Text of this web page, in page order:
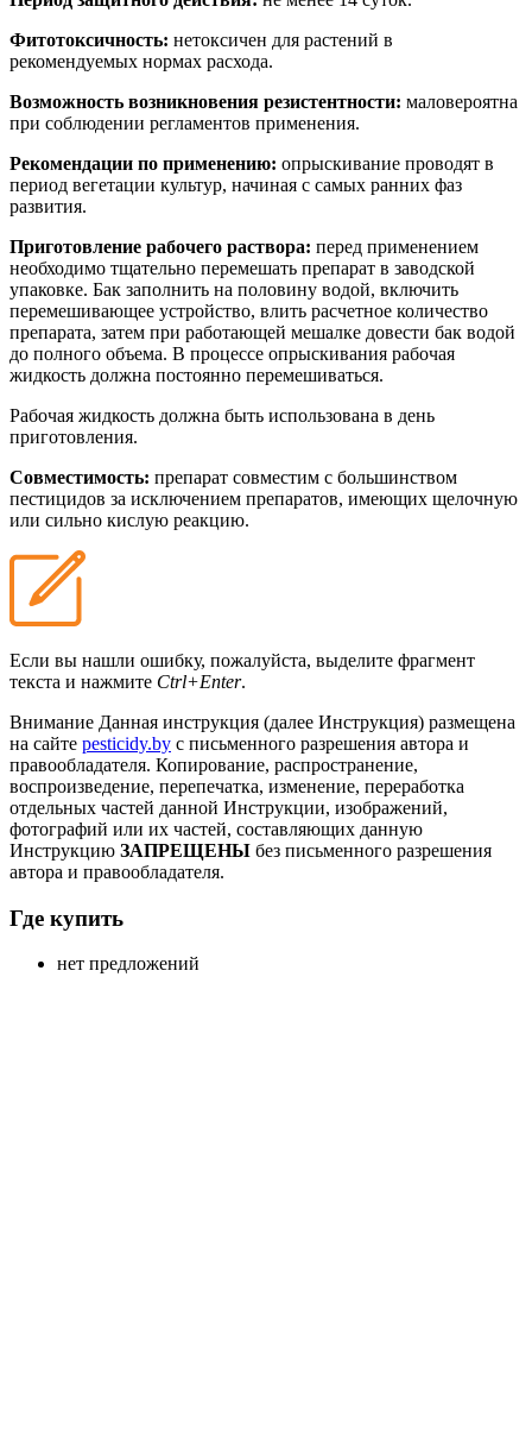
Фитотоксичность: нетоксичен для растений в
рекомендуемых нормах расхода.
Возможность возникновения резистентности: маловероятна
при соблюдении регламентов применения.
Рекомендации по применению: опрыскивание проводят в
период вегетации культур, начиная с самых ранних фаз
развития.
Приготовление рабочего раствора: перед применением
необходимо тщательно перемешать препарат в заводской
упаковке. Бак заполнить на половину водой, включить
перемешивающее устройство, влить расчетное количество
препарата, затем при работающей мешалке довести бак водой
до полного объема. В процессе опрыскивания рабочая
жидкость должна постоянно перемешиваться.
Рабочая жидкость должна быть использована в день
приготовления.
Совместимость: препарат совместим с большинством
пестицидов за исключением препаратов, имеющих щелочную
или сильно кислую реакцию.
Если вы нашли ошибку, пожалуйста, выделите фрагмент
текста и нажмите Ctrl+Enter.
Внимание Данная инструкция (далее Инструкция) размещена
на сайте pesticidy.by с письменного разрешения автора и
правообладателя. Копирование, распространение,
воспроизведение, перепечатка, изменение, переработка
отдельных частей данной Инструкции, изображений,
фотографий или их частей, составляющих данную
Инструкцию ЗАПРЕЩЕНЫ без письменного разрешения
автора и правообладателя.
Где купить
нет предложений